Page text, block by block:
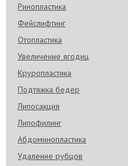
Ринопластика
Фейслифтинг
Отопластика
Увеличение ягодиц
Круропластика
Подтяжка бедер
Липосакция
Липофилинг
Абдоминопластика
Удаление рубцов